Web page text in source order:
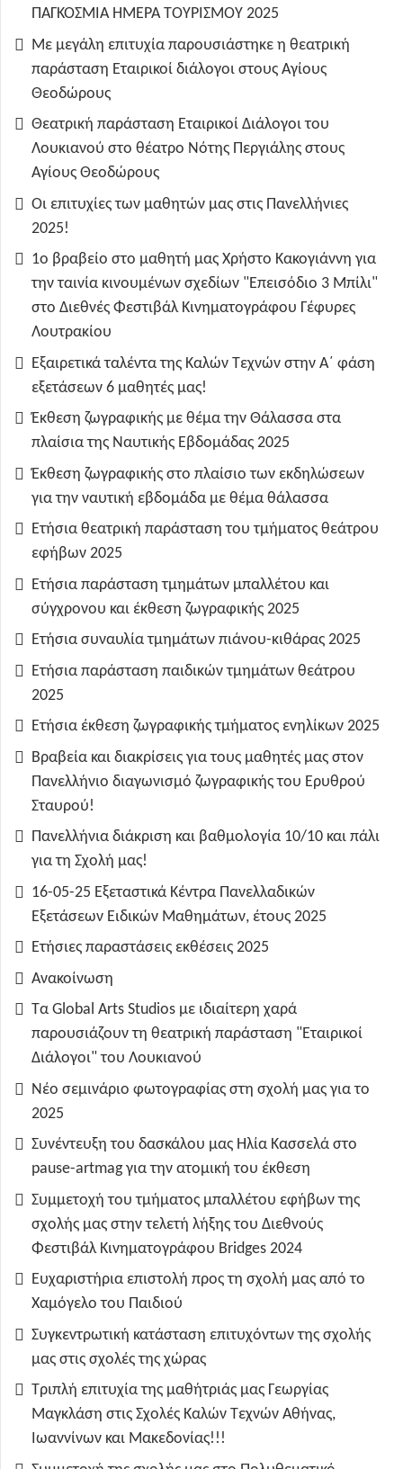
ΠΑΓΚΟΣΜΙΑ ΗΜΕΡΑ ΤΟΥΡΙΣΜΟΥ 2025
Με μεγάλη επιτυχία παρουσιάστηκε η θεατρική
παράσταση Εταιρικοί διάλογοι στους Αγίους
Θεοδώρους
Θεατρική παράσταση Εταιρικοί Διάλογοι του
Λουκιανού στο θέατρο Νότης Περγιάλης στους
Αγίους Θεοδώρους
Οι επιτυχίες των μαθητών μας στις Πανελλήνιες
2025!
1ο βραβείο στο μαθητή μας Χρήστο Κακογιάννη για
την ταινία κινουμένων σχεδίων "Επεισόδιο 3 Μπίλι"
στο Διεθνές Φεστιβάλ Κινηματογράφου Γέφυρες
Λουτρακίου
Εξαιρετικά ταλέντα της Καλών Τεχνών στην Α΄ φάση
εξετάσεων 6 μαθητές μας!
Έκθεση ζωγραφικής με θέμα την Θάλασσα στα
πλαίσια της Ναυτικής Εβδομάδας 2025
Έκθεση ζωγραφικής στο πλαίσιο των εκδηλώσεων
για την ναυτική εβδομάδα με θέμα θάλασσα
Ετήσια θεατρική παράσταση του τμήματος θεάτρου
εφήβων 2025
Ετήσια παράσταση τμημάτων μπαλλέτου και
σύγχρονου και έκθεση ζωγραφικής 2025
Ετήσια συναυλία τμημάτων πιάνου-κιθάρας 2025
Ετήσια παράσταση παιδικών τμημάτων θεάτρου
2025
Ετήσια έκθεση ζωγραφικής τμήματος ενηλίκων 2025
Βραβεία και διακρίσεις για τους μαθητές μας στον
Πανελλήνιο διαγωνισμό ζωγραφικής του Ερυθρού
Σταυρού!
Πανελλήνια διάκριση και βαθμολογία 10/10 και πάλι
για τη Σχολή μας!
16-05-25 Εξεταστικά Κέντρα Πανελλαδικών
Εξετάσεων Ειδικών Μαθημάτων, έτους 2025
Ετήσιες παραστάσεις εκθέσεις 2025
Ανακοίνωση
Τα Global Arts Studios με ιδιαίτερη χαρά
παρουσιάζουν τη θεατρική παράσταση "Εταιρικοί
Διάλογοι" του Λουκιανού
Νέο σεμινάριο φωτογραφίας στη σχολή μας για το
2025
Συνέντευξη του δασκάλου μας Ηλία Κασσελά στο
pause-artmag για την ατομική του έκθεση
Συμμετοχή του τμήματος μπαλλέτου εφήβων της
σχολής μας στην τελετή λήξης του Διεθνούς
Φεστιβάλ Κινηματογράφου Bridges 2024
Ευχαριστήρια επιστολή προς τη σχολή μας από το
Χαμόγελο του Παιδιού
Συγκεντρωτική κατάσταση επιτυχόντων της σχολής
μας στις σχολές της χώρας
Τριπλή επιτυχία της μαθήτριάς μας Γεωργίας
Μαγκλάση στις Σχολές Καλών Τεχνών Αθήνας,
Ιωαννίνων και Μακεδονίας!!!